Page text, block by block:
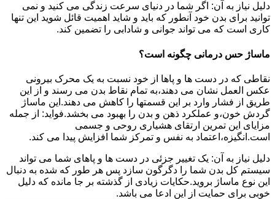
دلیل نیاز به آن: اگر شما در دنیای سرعت زندگی می کنید و نمی
توانید برای بدن خود آنطور که باید و شاید اهمیت قائل شوید این تنها
کاری است که می تواند جوانی و شادابی را تضمین کند.
ماساژ حس درمانی چگونه است؟
نقاطی که در دست ها و پاها از خود نسبت به یک محرک بیرونی
عکس العمل نشان می دهند،به تمام نقاط بدن می رسند و از این
طریق از فشار وارد بر این قسمتها را کاهش می دهند.این ماساژ
گردش خون،و عملکرد ذهن و بدن را بهبود می بخشد.فواید: از جمله
مزایای این تمرین ارتقای هشیاری روحی و جسمی
است.انگیزه،اعتماد به نفس و تمرکز شما افزایش پیدا می کند.
دلیل نیاز به آن: یک تغییر جزئی در دست ها و پاهای شما می تواند
سیستم کل بدن شما را دگرگون سازد پس هر طور که شده به دنبال
این نوع ماساژ بروید.حکایات زیادی از گذشته بر جا مانده که دلیل
خوبی برای حمایت از این ادعا می باشد.